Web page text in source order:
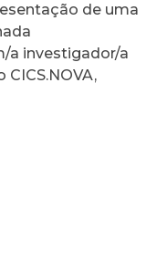
de uma
a investigador/a